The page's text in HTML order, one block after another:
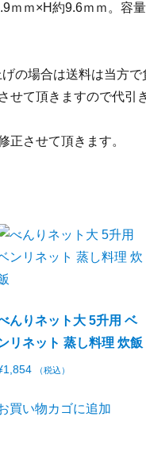
ｍｍ×H約9.6ｍｍ。容
の場合は送料は当方
せて頂きますので代
正させて頂きます。
んりネット大 5升用 ベ
リネット 蒸し料理 炊飯
1,854 （税込）
買い物カゴに追加